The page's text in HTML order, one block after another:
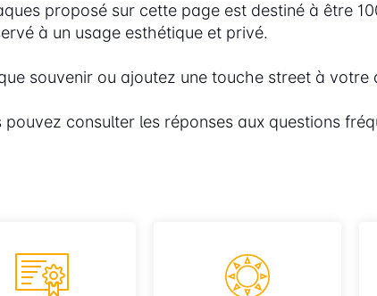
proposé sur cette page est destiné à être
à un usage esthétique et privé.
souvenir ou ajoutez une touche street à votre
pouvez consulter les réponses aux questions